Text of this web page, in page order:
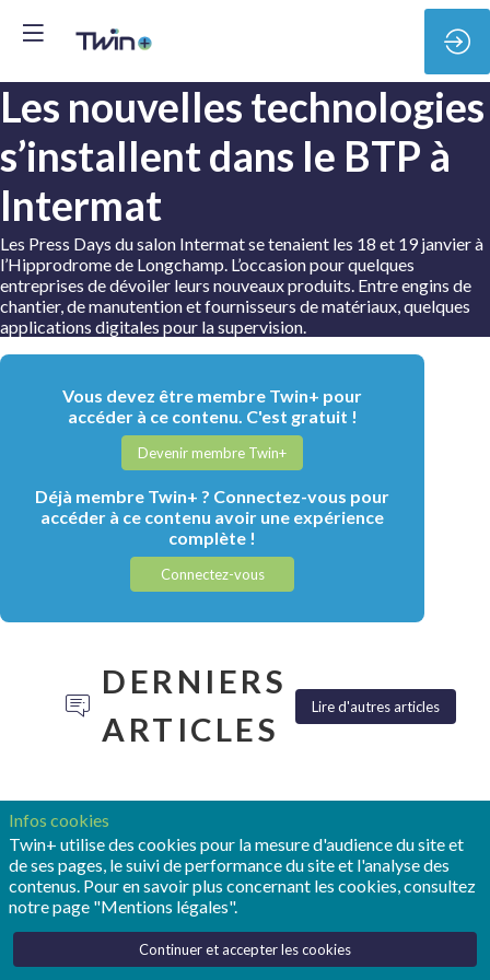
Les nouvelles technologies
s’installent dans le BTP à
Intermat
Les Press Days du salon Intermat se tenaient les 18 et 19 janvier à
l’Hipprodrome de Longchamp. L’occasion pour quelques
entreprises de dévoiler leurs nouveaux produits. Entre engins de
chantier, de manutention et fournisseurs de matériaux, quelques
applications digitales pour la supervision.
Vous devez être membre Twin+ pour
accéder à ce contenu. C'est gratuit !
Devenir membre Twin+
Déjà membre Twin+ ? Connectez-vous pour
accéder à ce contenu avoir une expérience
complète !
Connectez-vous
DERNIERS
ARTICLES
Lire d'autres articles
TONY
HEMMELGARN:
JUMEAU
NUMÉRIQUE
POUR
OPMOBILITY,
JUMEAU
NUMÉRIQUE
REALIZE
FAIT
ENTRER
Infos cookies
Twin+ utilise des cookies pour la mesure d'audience du site et
de ses pages, le suivi de performance du site et l'analyse des
contenus. Pour en savoir plus concernant les cookies, consultez
notre page "Mentions légales".
Continuer et accepter les cookies